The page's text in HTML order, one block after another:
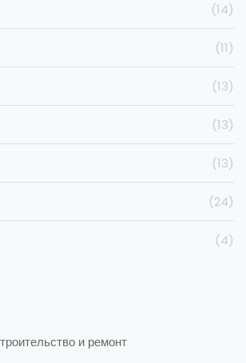
(14)
(11)
(13)
(13)
(13)
(24)
(4)
и ремонт